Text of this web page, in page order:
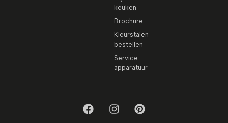
keuken
Brochure
Kleurstalen
bestellen
Service
apparatuur